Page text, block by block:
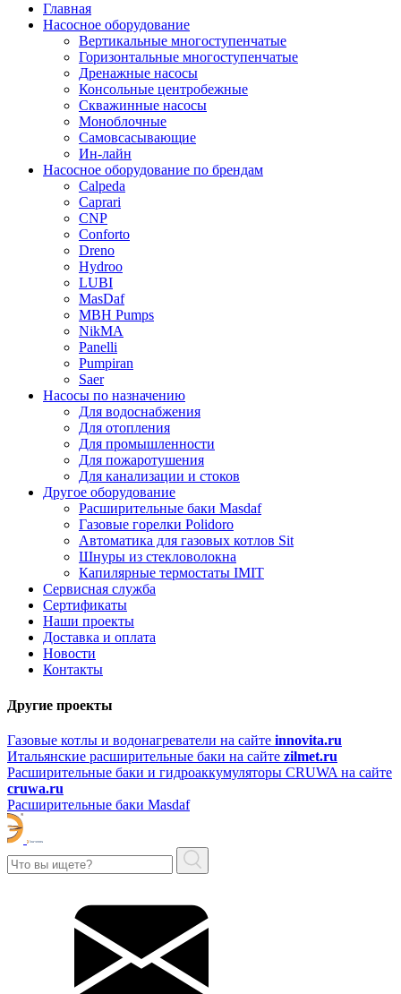
Главная
Насосное оборудование
Вертикальные многоступенчатые
Горизонтальные многоступенчатые
Дренажные насосы
Консольные центробежные
Скважинные насосы
Моноблочные
Самовсасывающие
Ин-лайн
Насосное оборудование по брендам
Calpeda
Caprari
CNP
Conforto
Dreno
Hydroo
LUBI
MasDaf
MBH Pumps
NikMA
Panelli
Pumpiran
Saer
Насосы по назначению
Для водоснабжения
Для отопления
Для промышленности
Для пожаротушения
Для канализации и стоков
Другое оборудование
Расширительные баки Masdaf
Газовые горелки Polidoro
Автоматика для газовых котлов Sit
Шнуры из стекловолокна
Капилярные термостаты IMIT
Сервисная служба
Сертификаты
Наши проекты
Доставка и оплата
Новости
Контакты
Другие проекты
Газовые котлы и водонагреватели на сайте innovita.ru
Итальянские расширительные баки на сайте zilmet.ru
Расширительные баки и гидроаккумуляторы CRUWA на сайте
cruwa.ru
Расширительные баки Masdaf